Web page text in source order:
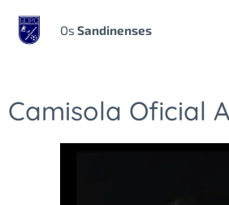
Os Sandinenses
Camisola Oficial